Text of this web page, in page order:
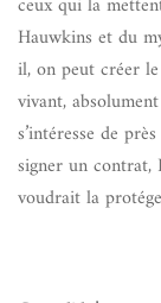
Hauwkins et du
il, on peut créer
vivant,
s’intéresse de
signer un contrat,
voudrait la